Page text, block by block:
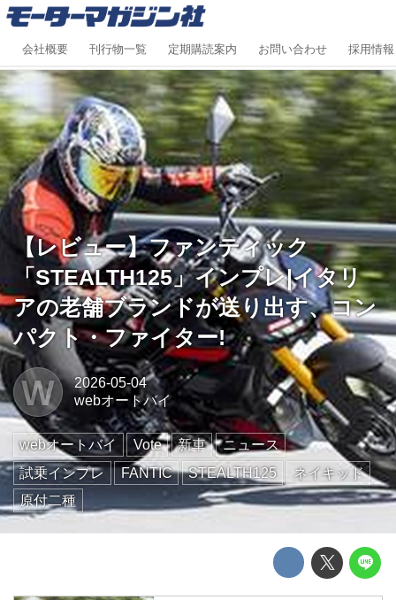
会社概要 刊行物一覧 定期購読案内 お問い合わせ 採用情報
【レビュー】ファンティック
「STEALTH125」インプレ|イタリ
アの老舗ブランドが送り出す、コン
パクト・ファイター!
W
2026-05-04
webオートバイ
webオートバイ Vote 新車
ニュース
試乗インプレ
FANTIC STEALTH125
ネイキッド
原付二種